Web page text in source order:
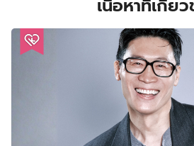
เนื้อหาที่เกี่ย